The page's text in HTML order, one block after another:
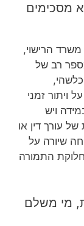
מסכימים
הרישוי,
רב של
ויתור זמני
ויש
עורך דין או
שיורה על
התמורה
מי משלם